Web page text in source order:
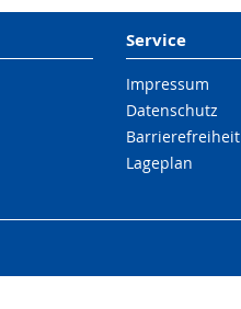
Service
Impressum
Datenschutz
Barrierefreiheit
Lageplan